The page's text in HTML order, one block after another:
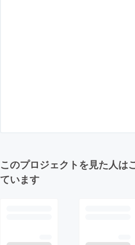
このプロジェクトを見た人は
ています